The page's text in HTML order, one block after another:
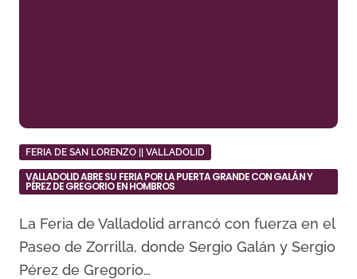
FERIA DE SAN LORENZO || VALLADOLID
VALLADOLID ABRE SU FERIA POR LA PUERTA GRANDE CON GALÁN Y
PÉREZ DE GREGORIO EN HOMBROS
La Feria de Valladolid arrancó con fuerza en el
Paseo de Zorrilla, donde Sergio Galán y Sergio
Pérez de Gregorio…